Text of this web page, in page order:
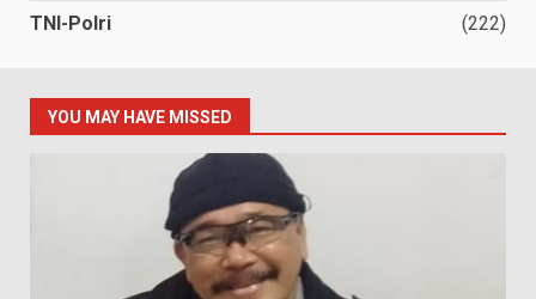
TNI-Polri (222)
YOU MAY HAVE MISSED